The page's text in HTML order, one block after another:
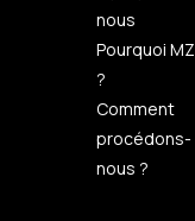
nous
Pourquoi MZ
?
Comment
procédons-
nous ?